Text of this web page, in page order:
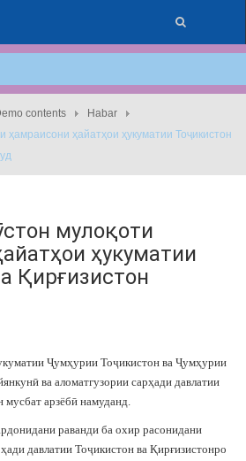
contents
Habar
ҳайатҳои ҳукуматии Тоҷикистон
мулоқоти
ҳукуматии
Қирғизистон
Ҷумҳурии Тоҷикистон ва Ҷумҳурии
ва аломатгузории сарҳади давлатии
мусбат арзёбӣ намуданд.
раванди ба охир расонидани
давлатии Тоҷикистон ва Қирғизистонро